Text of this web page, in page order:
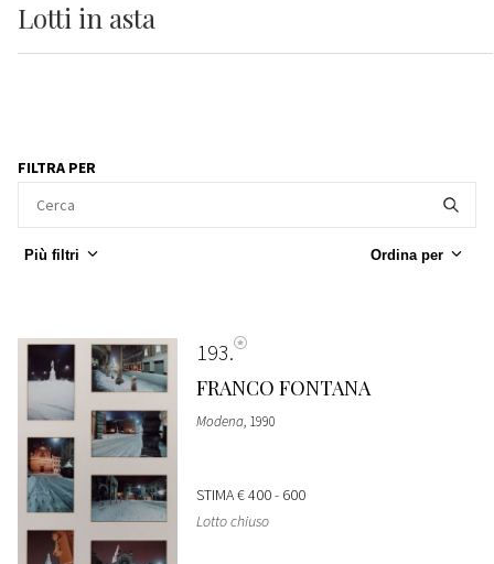
Lotti in asta
FILTRA PER
Più filtri Ordina per
193
FRANCO FONTANA
Modena, 1990
STIMA€ 400 - 600
Lotto chiuso